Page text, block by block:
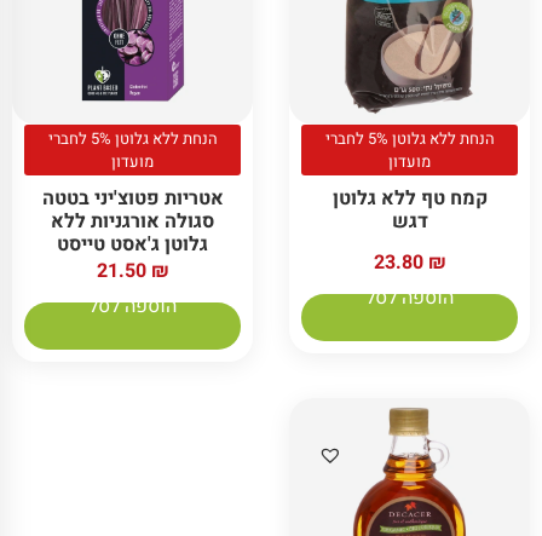
הנחת ללא גלוטן 5% לחברי
מועדון
קמח טף ללא גלוטן
דגש
23.80 ₪
הוספה לסל
הנחת ללא גלוטן 5% לחברי
מועדון
אטריות פטוצ'יני בטטה
סגולה אורגניות ללא
גלוטן ג'אסט טייסט
21.50 ₪
הוספה לסל